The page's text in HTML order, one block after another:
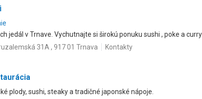
jedál v Trnave. Vychutnajte si širokú ponuku sushi , poke a curry
31A , 917 01 Trnava Kontakty
plody, sushi, steaky a tradičné japonské nápoje.